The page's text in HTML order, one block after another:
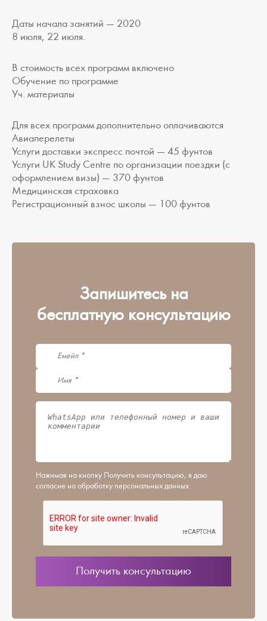
Даты начала занятий — 2020
8 июля, 22 июля.
В стоимость всех программ включено
Обучение по программе
Уч. материалы
Для всех программ дополнительно оплачиваются
Авиаперелеты
Услуги доставки экспресс почтой — 45 фунтов
Услуги UK Study Centre по организации поездки (с
оформлением визы) — 370 фунтов
Медицинская страховка
Регистрационный взнос школы — 100 фунтов
Запишитесь на
бесплатную консультацию
Нажимая на кнопку Получить консультацию, я даю
согласие на обработку персональных данных